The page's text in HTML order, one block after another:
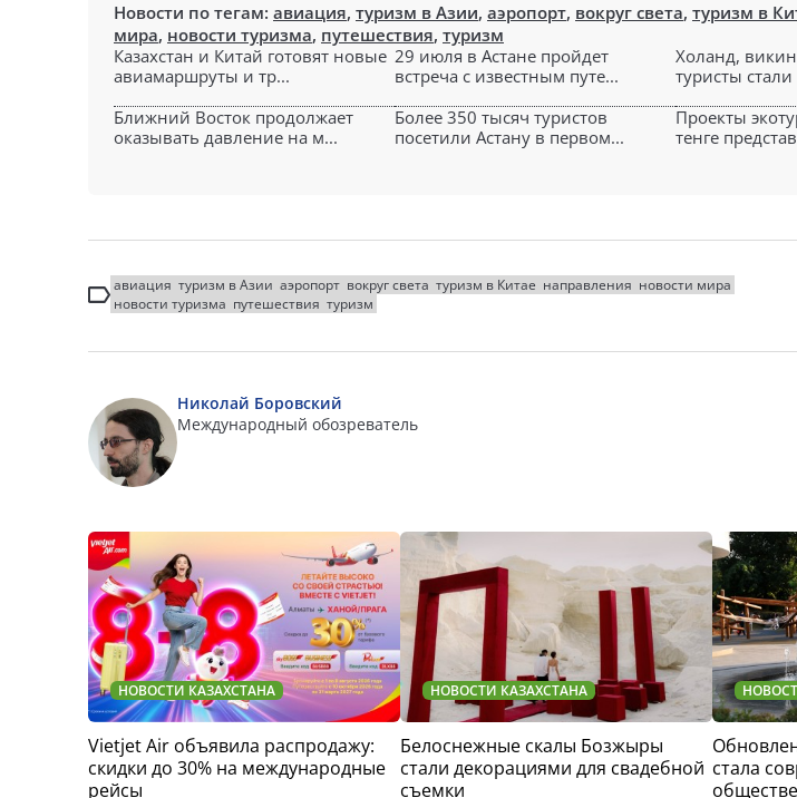
Новости по тегам: авиация, туризм в Азии, аэропорт, вокруг света, туризм в
мира, новости туризма, путешествия, туризм
Казахстан и Китай готовят новые
авиамаршруты и тр...
29 июля в Астане пройдет
встреча с известным путе...
Холанд,
туристы
Ближний Восток продолжает
оказывать давление на м...
Более 350 тысяч туристов
посетили Астану в первом...
Проекты
тенге
авиация туризм в Азии аэропорт вокруг света туризм в Китае направления новости мира
новости туризма путешествия туризм
Николай Боровский
Международный обозреватель
НОВОСТИ КАЗАХСТАНА
Vietjet Air объявила распродажу:
скидки до 30% на международные
рейсы
НОВОСТИ КАЗАХСТАНА
Белоснежные скалы Бозжыры
стали декорациями для свадебной
съемки
стала